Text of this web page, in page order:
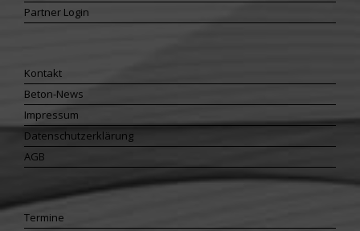
Partner Login
Kontakt
Beton-News
Impressum
Datenschutzerklärung
AGB
Termine